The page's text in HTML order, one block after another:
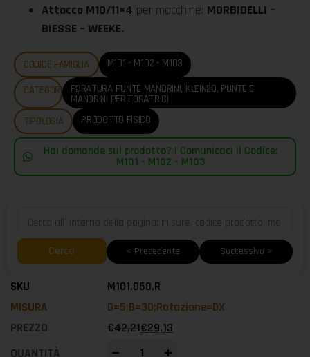
Attacco M10/11×4 per macchine: MORBIDELLI –
BIESSE – WEEKE.
CODICE FAMIGLIA M101 - M102 - M103
CATEGORIE FORATURA PUNTE MANDRINI, KLEIN20, PUNTE E
MANDRINI PER FORATRICI
TIPOLOGIA
PRODOTTO FISICO
Hai domande sul prodotto? | Comunicaci il Codice:
M101 - M102 - M103
Cerca < Precedente Successivo >
M101.050.R
D=5;B=30;Rotazione=DX
€42,21€29,13